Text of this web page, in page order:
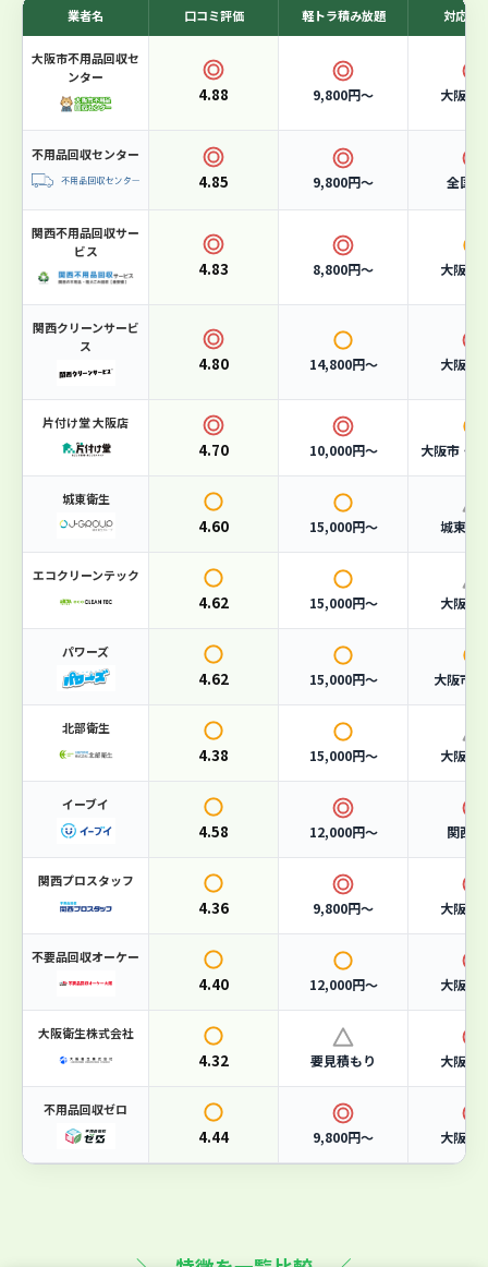
軽トラ積み放題
15,000円〜
単品回収
大阪市全域
おすすめポイント
一般廃棄物収集運搬業許可（大阪市）取得済み
365日対応・夜間回収も可能
家庭ごみから事業系廃棄物まで幅広く対応
総合評価 4.62/ 5.0
（87件の口コミ）
料金
スピード
許可
こんな人におすすめ
許可業者に安心して任せたい方に
大阪市の一般廃棄物収集運搬業許可を取得した正規業者。
行政のルールに則った適正処理を行うため、不法投棄の心
配がありません。
急ぎで回収してほしい方に
365日対応で、お電話一本で休日・夜間問わず回収に駆け
つけます。急な引っ越しや片付けにも柔軟に対応可能で
す。
業者名 口コミ評価 軽トラ積み放題 対応エ
大阪市不用品回収セ
ンター
4.88 9,800円〜 大阪市
不用品回収センター
4.85 9,800円〜 全国
関西不用品回収サー
ビス
4.83 8,800円〜 大阪市
関西クリーンサービ
ス
4.80 14,800円〜 大阪府
片付け堂 大阪店
4.70 10,000円〜 大阪市・
城東衛生
4.60 15,000円〜 城東区
エコクリーンテック
4.62 15,000円〜 大阪市
パワーズ
4.62 15,000円〜 大阪市
北部衛生
4.38 15,000円〜 大阪市
イーブイ
4.58 12,000円〜 関西
関西プロスタッフ
4.36 9,800円〜 大阪府
不要品回収オーケー
4.40 12,000円〜 大阪府
大阪衛生株式会社
4.32 要見積もり 大阪市
不用品回収ゼロ
4.44 9,800円〜 大阪府